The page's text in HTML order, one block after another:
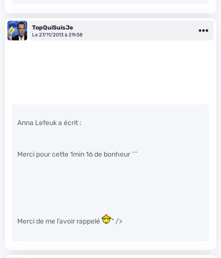
TopQuiSuisJe
Le 27/11/2013 à 21h38
Anna Lefeuk a écrit :
Merci pour cette 1min 16 de bonheur ^^
Merci de me l’avoir rappelé " />